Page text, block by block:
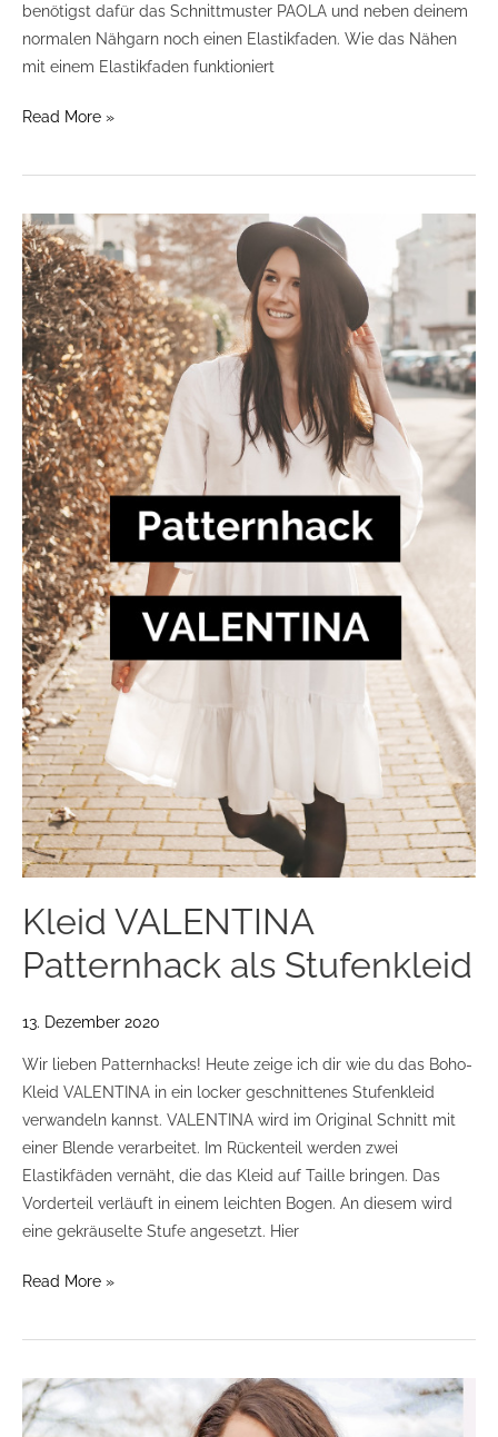
benötigst dafür das Schnittmuster PAOLA und neben deinem
normalen Nähgarn noch einen Elastikfaden. Wie das Nähen
mit einem Elastikfaden funktioniert
Read More »
Kleid VALENTINA
Patternhack als Stufenkleid
13. Dezember 2020
Wir lieben Patternhacks! Heute zeige ich dir wie du das Boho-
Kleid VALENTINA in ein locker geschnittenes Stufenkleid
verwandeln kannst. VALENTINA wird im Original Schnitt mit
einer Blende verarbeitet. Im Rückenteil werden zwei
Elastikfäden vernäht, die das Kleid auf Taille bringen. Das
Vorderteil verläuft in einem leichten Bogen. An diesem wird
eine gekräuselte Stufe angesetzt. Hier
Kleid
VALENTINA
Patternhack
als
Stufenkleid
Read More »
Cropped
Hoodie